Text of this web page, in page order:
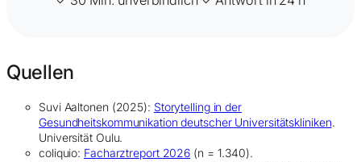
Quellen
Suvi Aaltonen (2025): Storytelling in der
Gesundheitskommunikation deutscher Universitätskliniken.
Universität Oulu.
coliquio: Facharztreport 2026 (n = 1.340).